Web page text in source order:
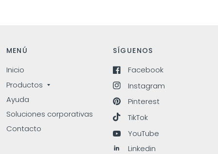
MENÚ
Inicio
Productos
Ayuda
Soluciones corporativas
Contacto
SÍGUENOS
Facebook
Instagram
Pinterest
TikTok
YouTube
Linkedin